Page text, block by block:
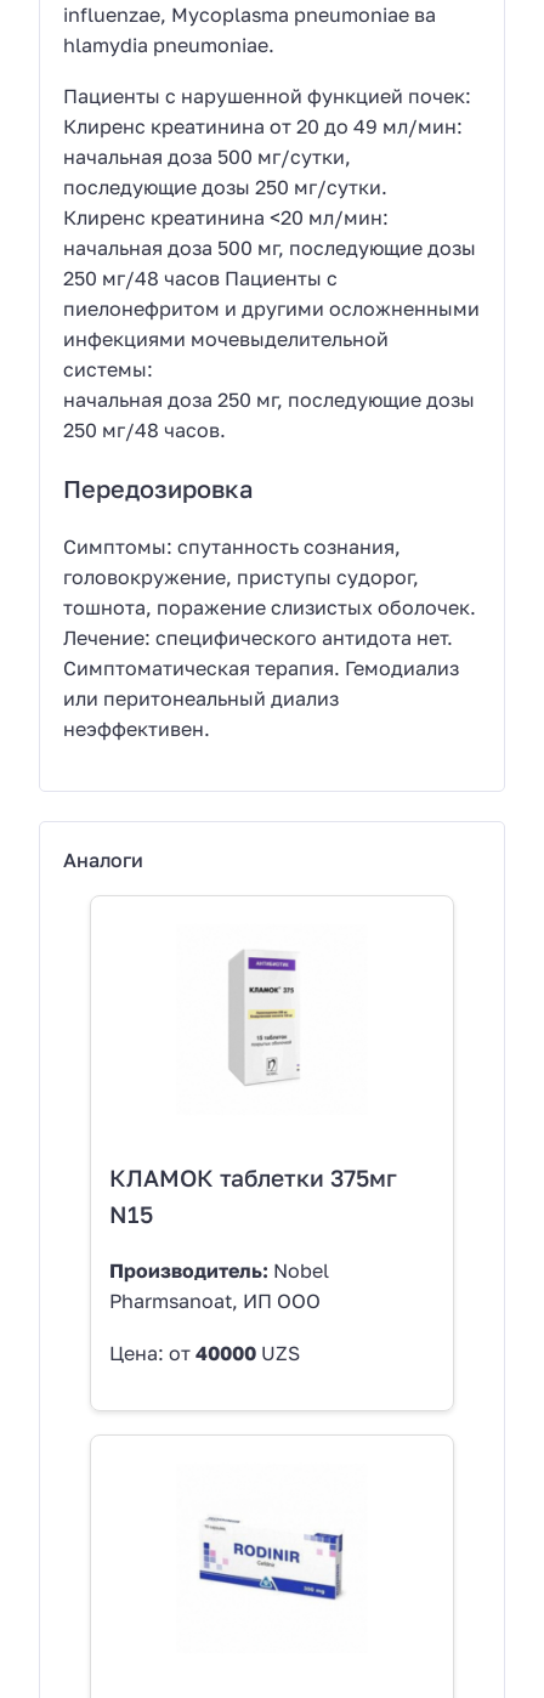
influenzae, Mycoplasma pneumoniae ва
hlamydia pneumoniae.
Пациенты с нарушенной функцией почек:
Клиренс креатинина от 20 до 49 мл/мин:
начальная доза 500 мг/сутки,
последующие дозы 250 мг/сутки.
Клиренс креатинина <20 мл/мин:
начальная доза 500 мг, последующие дозы
250 мг/48 часов Пациенты с
пиелонефритом и другими осложненными
инфекциями мочевыделительной
системы:
начальная доза 250 мг, последующие дозы
250 мг/48 часов.
Передозировка
Симптомы: спутанность сознания,
головокружение, приступы судорог,
тошнота, поражение слизистых оболочек.
Лечение: специфического антидота нет.
Симптоматическая терапия. Гемодиализ
или перитонеальный диализ
неэффективен.
Аналоги
КЛАМОК таблетки 375мг
N15
Производитель: Nobel
Pharmsanoat, ИП ООО
Цена: от 40000 UZS